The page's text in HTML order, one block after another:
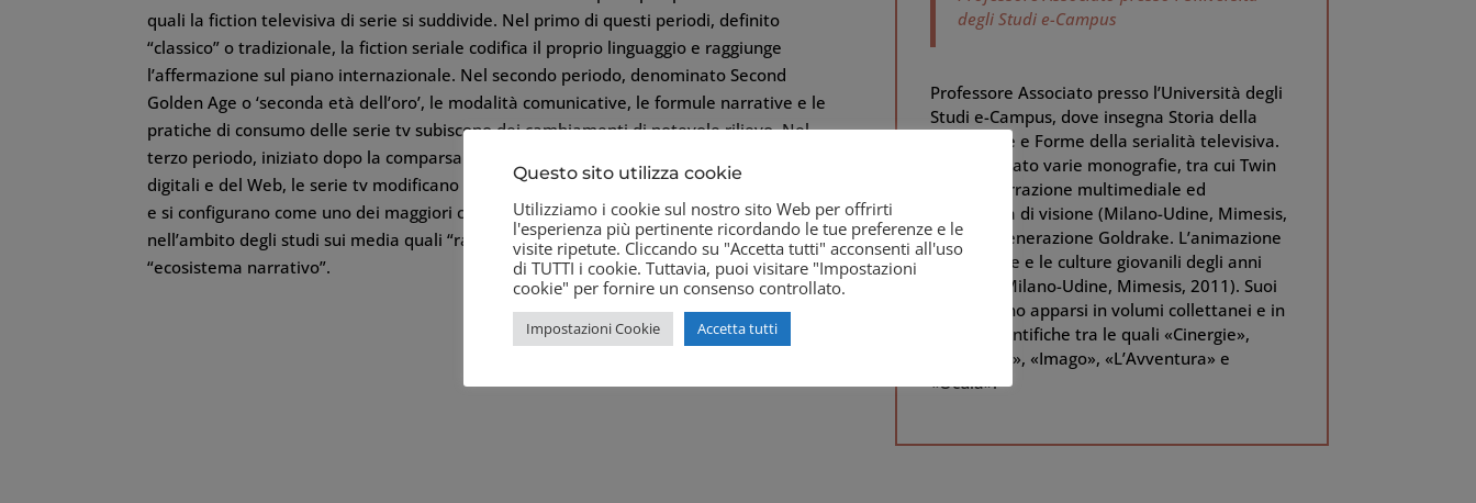
quali la fiction televisiva di serie si suddivide. Nel primo di questi periodi, definito
“classico” o tradizionale, la fiction seriale codifica il proprio linguaggio e raggiunge
l’affermazione sul piano internazionale. Nel secondo periodo, denominato Second
Golden Age o ‘seconda età dell’oro’, le modalità comunicative, le formule narrative e le
pratiche di consumo delle serie tv subiscono dei cambiamenti di notevole rilievo. Nel
terzo periodo, iniziato dopo la comparsa e la diffusione dei dispositivi tecnologici
digitali e del Web, le serie tv modificano in modo sensibile la propria struttura formale
e si configurano come uno dei maggiori campi d’applicazione di concetti elaborati
nell’ambito degli studi sui media quali “racconto transmediale”, “comunità di fan” e
“ecosistema narrativo”.
degli Studi e-Campus
Professore Associato presso l’Università degli
Studi e-Campus, dove insegna Storia della
televisione e Forme della serialità televisiva.
Ha pubblicato varie monografie, tra cui Twin
Peaks. Narrazione multimediale ed
esperienza di visione (Milano-Udine, Mimesis,
2018) e Generazione Goldrake. L’animazione
giapponese e le culture giovanili degli anni
Ottanta (Milano-Udine, Mimesis, 2011). Suoi
articoli sono apparsi in volumi collettanei e in
riviste scientifiche tra le quali «Cinergie»,
«G|A|M|E», «Imago», «L’Avventura» e
«Ocula».
Questo sito utilizza cookie
Utilizziamo i cookie sul nostro sito Web per offrirti
l'esperienza più pertinente ricordando le tue preferenze e le
visite ripetute. Cliccando su "Accetta tutti" acconsenti all'uso
di TUTTI i cookie. Tuttavia, puoi visitare "Impostazioni
cookie" per fornire un consenso controllato.
Impostazioni Cookie Accetta tutti